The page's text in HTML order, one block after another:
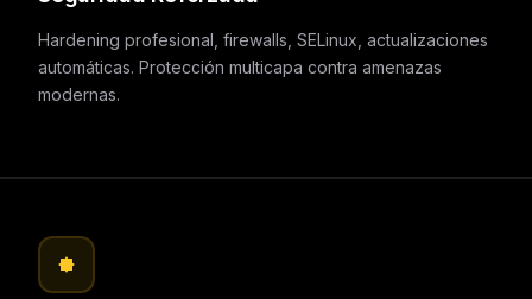
Hardening profesional, firewalls, SELinux, actualizaciones
automáticas. Protección multicapa contra amenazas
modernas.